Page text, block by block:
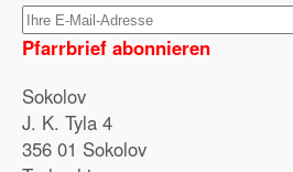
Pfarrbrief abonnieren
Sokolov
J. K. Tyla 4
356 01 Sokolov